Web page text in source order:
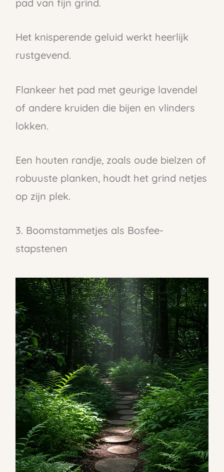
pad van fijn grind.
Het knisperende geluid werkt heerlijk
rustgevend.
Flankeer het pad met geurige lavendel
of andere kruiden die bijen en vlinders
lokken.
Een houten randje, zoals oude bielzen of
robuuste planken, houdt het grind netjes
op zijn plek.
3. Boomstammetjes als Bosfee-
stapstenen